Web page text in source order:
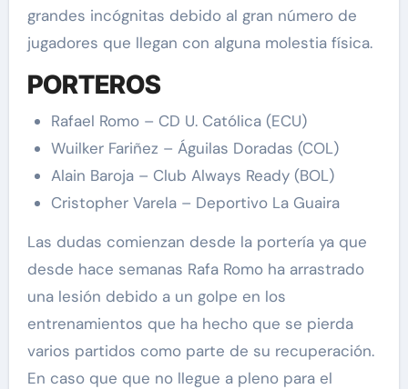
grandes incógnitas debido al gran número de
jugadores que llegan con alguna molestia física.
PORTEROS
Rafael Romo – CD U. Católica (ECU)
Wuilker Fariñez – Águilas Doradas (COL)
Alain Baroja – Club Always Ready (BOL)
Cristopher Varela – Deportivo La Guaira
Las dudas comienzan desde la portería ya que
desde hace semanas Rafa Romo ha arrastrado
una lesión debido a un golpe en los
entrenamientos que ha hecho que se pierda
varios partidos como parte de su recuperación.
En caso que que no llegue a pleno para el